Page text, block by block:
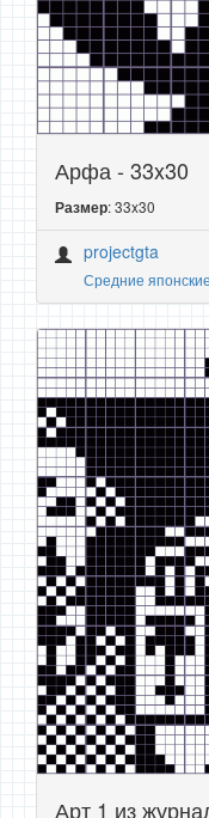
Арфа - 33x30
Размер: 33x30
projectgta
Средние
Арт 1 из